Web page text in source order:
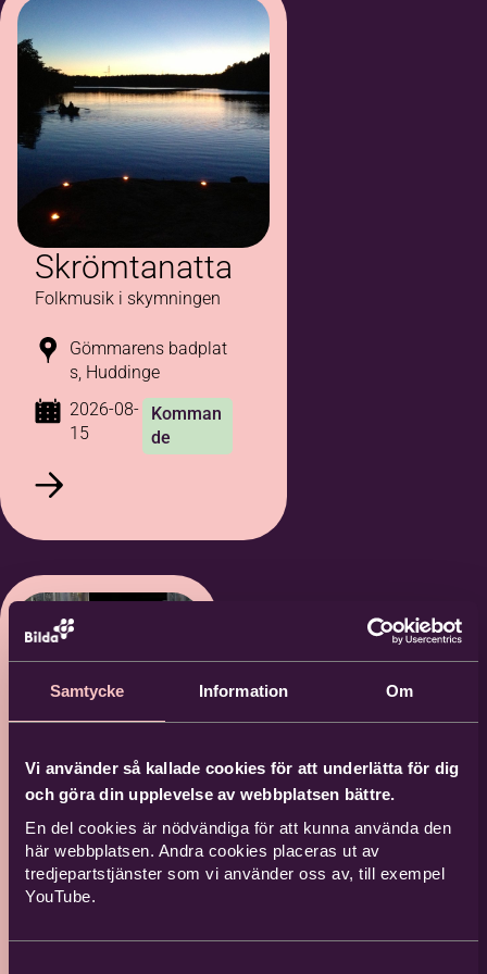
Samtycke Information Om
Vi använder så kallade cookies för att underlätta för dig
och göra din upplevelse av webbplatsen bättre.
En del cookies är nödvändiga för att kunna använda den
här webbplatsen. Andra cookies placeras ut av
tredjepartstjänster som vi använder oss av, till exempel
YouTube.
Skrömtanatta
Folkmusik i skymningen
Gömmarens badplat
s, Huddinge
2026-08-
15
Komman
de
Farsta
Folk
Fest –
Mats
Berglund